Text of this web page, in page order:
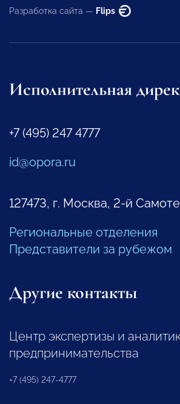
Разработка сайта — Flips
Исполнительная
+7 (495) 247 4777
id@opora.ru
127473, г. Москва, 2-й
Региональные отделения
Представители за рубежом
Другие контакты
Центр экспертизы и
предпринимательства
+7 (495) 247-4777